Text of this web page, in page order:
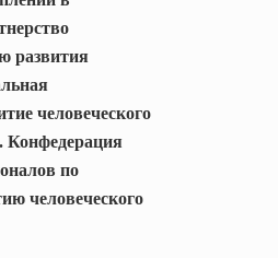
развития
человеческого
по
человеческого